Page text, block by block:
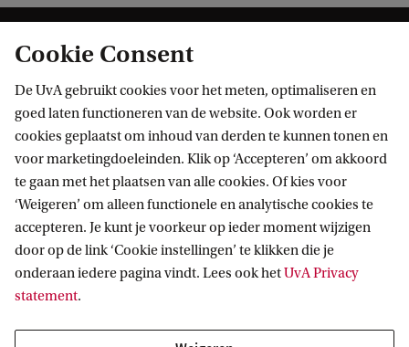
Informatie voor
Bachelorstudiekiezers
Masterstudiekiezers
UvA-studenten
Medewerkers
Journalisten
Alumni
Direct naar
Webmail
Bibliotheek
Vacatures
Huisstijl
Contact
UvA op social media
Cookie Consent
De UvA gebruikt cookies voor het meten, optimaliseren en
goed laten functioneren van de website. Ook worden er
cookies geplaatst om inhoud van derden te kunnen tonen en
voor marketingdoeleinden. Klik op ‘Accepteren’ om akkoord
te gaan met het plaatsen van alle cookies. Of kies voor
‘Weigeren’ om alleen functionele en analytische cookies te
accepteren. Je kunt je voorkeur op ieder moment wijzigen
door op de link ‘Cookie instellingen’ te klikken die je
onderaan iedere pagina vindt. Lees ook hetUvA Privacy
statement.